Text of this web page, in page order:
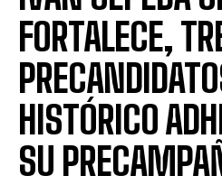
FORTALECE,
HISTÓRICO
SU